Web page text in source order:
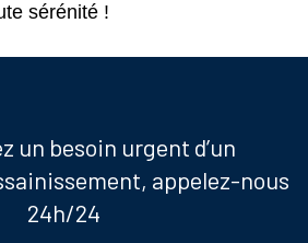
sérénité !
un besoin urgent d’un
appelez-nous
24h/24